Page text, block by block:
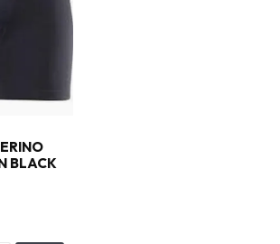
BLACK